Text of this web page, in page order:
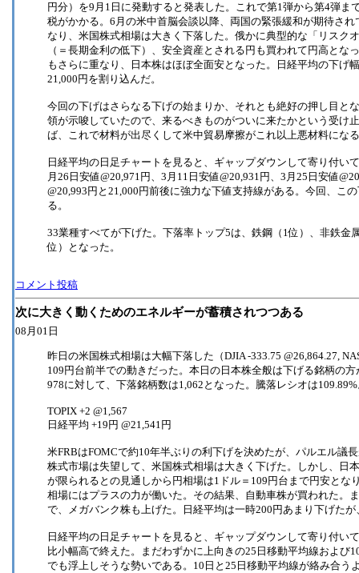
円分）を9月1日に発動すると発表した。これで第1弾から第4弾ま
税がかかる。6月の米中首脳会談以降、両国の緊張緩和が期待さ
なり、米国株式相場は大きく下落した。俄かに典型的な「リスク
（＝長期金利の低下）、安全資産とされる円も買われて円高と
もさらに重なり、日本株はほぼ全面安となった。日経平均の下げ
21,000円を割り込んだ。
今回の下げはさらなる下げの始まりか、それとも絶好の押し目と
領が示唆していたので、来るべきものがついに来たかという受け
ば、これで材料が出尽くして米中貿易摩擦がこれ以上悪材料にな
日経平均の日足チャートを見ると、ギャップダウンして寄り付い
月26日安値@20,971円、3月11日安値@20,931円、3月25日安値
@20,993円と21,000円前後に強力な下値支持線がある。今回、こ
る。
33業種すべてが下げた。下落率トップ5は、鉄鋼（1位）、非鉄金
位）となった。
コメント投稿
次に大きく動くためのエネルギーが蓄積されつつある
08月01日
昨日の米国株式相場は大幅下落した（DJIA -333.75 @26,864.27,
109円台前半での動きだった。本日の日本株全般は下げる銘柄の
978に対して、下落銘柄数は1,062となった。騰落レシオは
TOPIX +2 @1,567
日経平均 +19円 @21,541円
米FRBはFOMCで約10年半ぶりの利下げを決めたが、パルエル議
株式市場は失望して、米国株式相場は大きく下げた。しかし、日
が限られるとの見通しから円相場は1ドル＝109円台まで円安とな
相場にはプラスの力が働いた。その結果、自動車株が買われた。
で、メガバンク株も上げた。日経平均は一時200円あまり下げた
日経平均の日足チャートを見ると、ギャップダウンして寄り付い
比小幅高で終えた。まだわずかに上向きの25日移動平均線および
でも浮上しそうな勢いである。10日と25日移動平均線が絡み合う